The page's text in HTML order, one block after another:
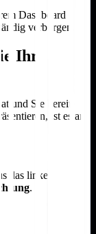
Dashboard
verborgen.
Ihr
und Sie bereit
ist es an
das linke
.